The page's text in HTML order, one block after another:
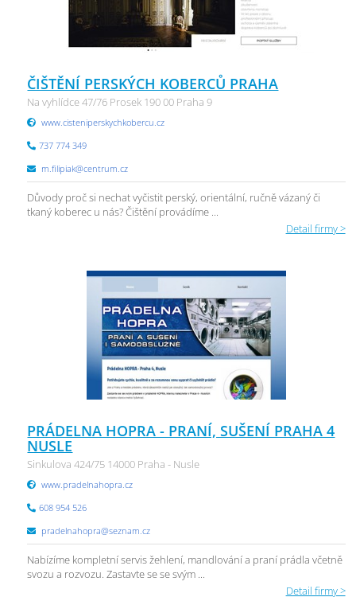
ČIŠTĚNÍ PERSKÝCH KOBERCŮ PRAHA
Na vyhlídce 47/76 Prosek 190 00 Praha 9
www.cisteniperskychkobercu.cz
737 774 349
m.filipiak@centrum.cz
Důvody proč si nechat vyčistit perský, orientální, ručně vázaný či
tkaný koberec u nás? Čištění provádíme ...
Detail firmy >
PRÁDELNA HOPRA - PRANÍ, SUŠENÍ PRAHA 4
NUSLE
Sinkulova 424/75 14000 Praha - Nusle
www.pradelnahopra.cz
608 954 526
pradelnahopra@seznam.cz
Nabízíme kompletní servis žehlení, mandlování a praní prádla včetně
svozu a rozvozu. Zastavte se se svým ...
Detail firmy >